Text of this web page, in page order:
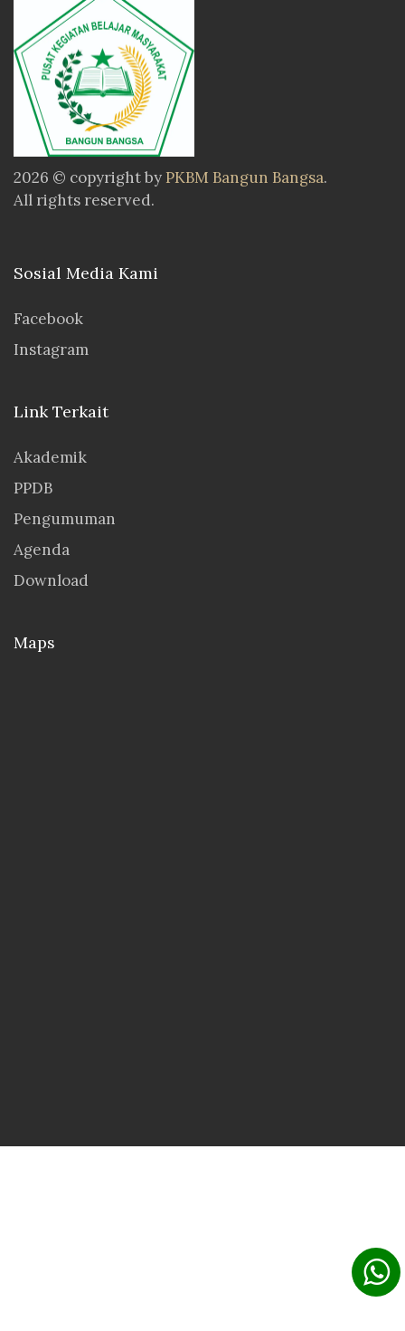
2026 © copyright by PKBM Bangun Bangsa.
All rights reserved.
Sosial Media Kami
Facebook
Instagram
Link Terkait
Akademik
PPDB
Pengumuman
Agenda
Download
Maps